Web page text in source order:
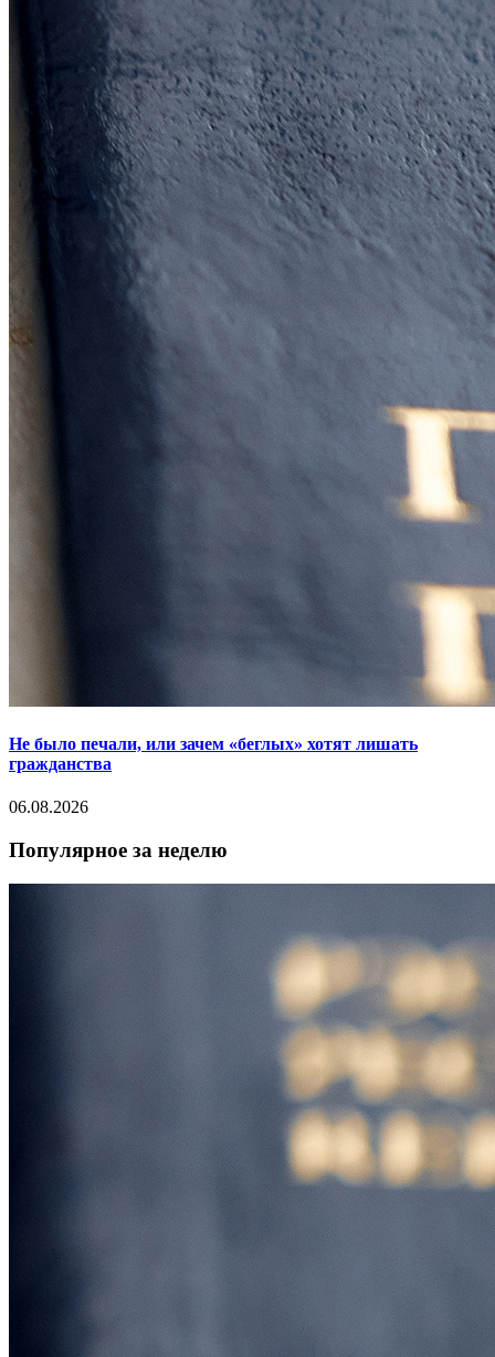
Не было печали, или зачем «беглых» хотят лишать
гражданства
06.08.2026
Популярное за неделю